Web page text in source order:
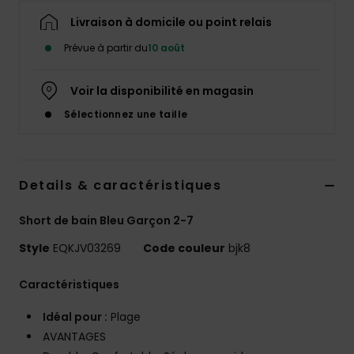
Livraison à domicile ou point relais
Prévue à partir du10 août
Voir la disponibilité en magasin
Sélectionnez une taille
Details & caractéristiques
Short de bain Bleu Garçon 2-7
Style EQKJV03269 Code couleur bjk8
Caractéristiques
Idéal pour : Plage
AVANTAGES